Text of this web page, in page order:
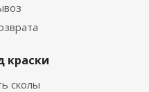
краски
сколы